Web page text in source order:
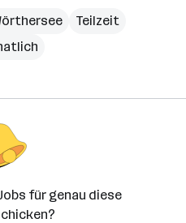
Teilzeit
für genau diese